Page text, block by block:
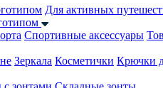
Для активных
Спортивные аксессуары
Зеркала Косметички Крючки